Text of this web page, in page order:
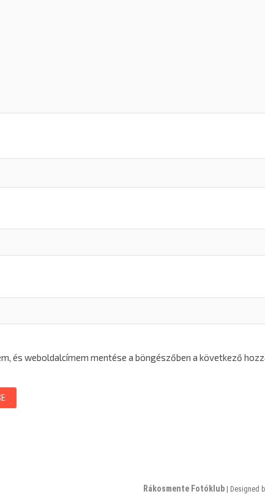
és weboldalcímem mentése a böngészőben a következő
Rákosmente Fotóklub| Designed